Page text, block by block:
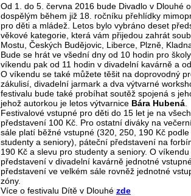
Od 1. do 5. června 2016 bude Divadlo v Dlouhé
dospělým během již 18. ročníku přehlídky
pro děti a mládež. Letos bylo vybráno deset
věkové kategorie, která vám přijedou zahrát
Mostu, Českých Budějovic, Liberce, Plzně,
Bude se hrát ve všední dny od 10 hodin pro
víkendu pak od 11 hodin v divadelní kavárně a
O víkendu se také můžete těšit na doprovodný
zákulisí, divadelní jarmark a dva výtvarné
festivalu bude také probíhat soutěž spojená s
jehož autorkou je letos výtvarnice Bára Hubená
Festivalové vstupné pro děti do 15 let je na
představení 100 Kč. Pro ostatní diváky na
sále platí běžné vstupné (320, 250, 190 Kč
studenty a seniory), páteční představení na
190 Kč a slevu pro studenty a seniory. O
představení v divadelní kavárně jednotné
představení ve velkém sále rovněž jednotné
zóny.
Více o festivalu Dítě v Dlouhé zde